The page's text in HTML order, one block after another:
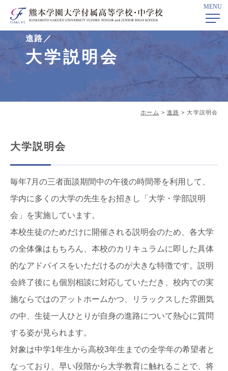
MENU
進路／
大学説明会
ホーム > 進路 > 大学説明会
大学説明会
毎年7月の三者面談期間中の午後の時間帯を利用して、
学内に多くの大学の先生をお招きし「大学・学部説明
会」を実施しています。
本校生徒のためだけに開催される説明会のため、各大学
の全体像はもちろん、本校のカリキュラムに即した具体
的なアドバイスをいただけるのが大きな特徴です。説明
会終了後にも個別相談に対応していただき、校内での実
施ならではのアットホームかつ、リラックスした雰囲気
の中、生徒一人ひとりが自身の進路について熱心に質問
する姿が見られます。
対象は中学1年生から高校3年生までの全学年の希望者と
なっており、早い段階から大学教育に触れることで、将